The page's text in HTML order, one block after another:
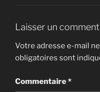
Laisser un
Votre adresse e-mail
obligatoires sont
Commentaire*